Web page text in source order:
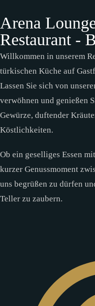
Arena
Restaurant -
Willkommen in unserem
türkischen Küche auf
Lassen Sie sich von
verwöhnen und genießen
Gewürze, duftender
Köstlichkeiten.
Ob ein geselliges Essen
kurzer Genussmoment
uns begrüßen zu dürfen
Teller zu zaubern.